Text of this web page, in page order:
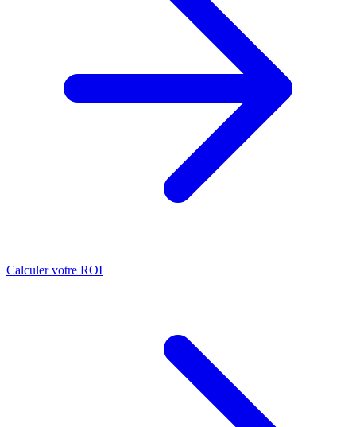
Calculer votre ROI